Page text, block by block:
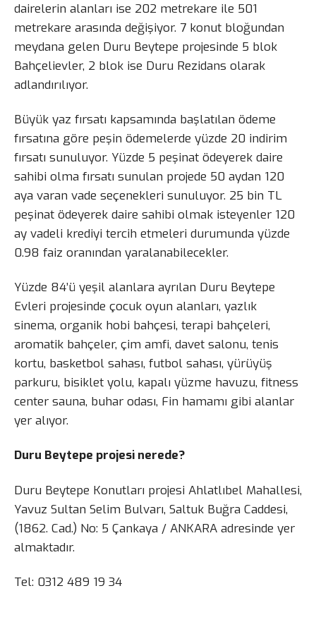
dairelerin alanları ise 202 metrekare ile 501
metrekare arasında değişiyor. 7 konut bloğundan
meydana gelen Duru Beytepe projesinde 5 blok
Bahçelievler, 2 blok ise Duru Rezidans olarak
adlandırılıyor.
Büyük yaz fırsatı kapsamında başlatılan ödeme
fırsatına göre peşin ödemelerde yüzde 20 indirim
fırsatı sunuluyor. Yüzde 5 peşinat ödeyerek daire
sahibi olma fırsatı sunulan projede 50 aydan 120
aya varan vade seçenekleri sunuluyor. 25 bin TL
peşinat ödeyerek daire sahibi olmak isteyenler 120
ay vadeli krediyi tercih etmeleri durumunda yüzde
0.98 faiz oranından yaralanabilecekler.
Yüzde 84’ü yeşil alanlara ayrılan Duru Beytepe
Evleri projesinde çocuk oyun alanları, yazlık
sinema, organik hobi bahçesi, terapi bahçeleri,
aromatik bahçeler, çim amfi, davet salonu, tenis
kortu, basketbol sahası, futbol sahası, yürüyüş
parkuru, bisiklet yolu, kapalı yüzme havuzu, fitness
center sauna, buhar odası, Fin hamamı gibi alanlar
yer alıyor.
Duru Beytepe projesi nerede?
Duru Beytepe Konutları projesi Ahlatlıbel Mahallesi,
Yavuz Sultan Selim Bulvarı, Saltuk Buğra Caddesi,
(1862. Cad.) No: 5 Çankaya / ANKARA adresinde yer
almaktadır.
Tel: 0312 489 19 34